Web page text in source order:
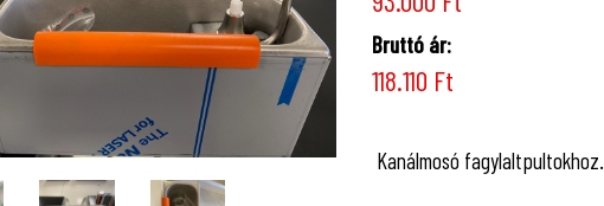
Bruttó ár:
118.110 Ft
Kanálmosó fagylaltpultokhoz.